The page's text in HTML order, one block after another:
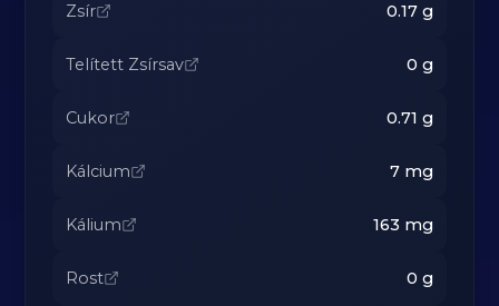
Zsír 0.17g
Telített Zsírsav 0 g
Cukor 0.71 g
Kálcium 7mg
Kálium 163 mg
Rost 0 g